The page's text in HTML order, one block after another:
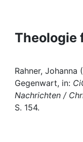
Projects
Awards
Theologie
Rahner,
Gegenwart, in:
Nachrichten /
S. 154.